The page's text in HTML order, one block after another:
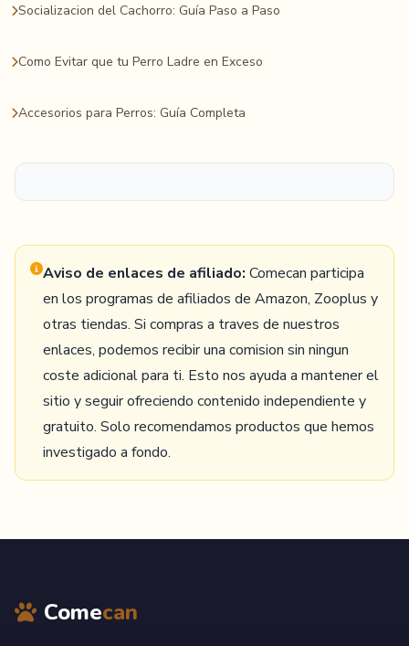
Socializacion del Cachorro: Guía Paso a Paso
Como Evitar que tu Perro Ladre en Exceso
Accesorios para Perros: Guía Completa
Aviso de enlaces de afiliado: Comecan participa
en los programas de afiliados de Amazon, Zooplus y
otras tiendas. Si compras a traves de nuestros
enlaces, podemos recibir una comision sin ningun
coste adicional para ti. Esto nos ayuda a mantener el
sitio y seguir ofreciendo contenido independiente y
gratuito. Solo recomendamos productos que hemos
investigado a fondo.
Comecan